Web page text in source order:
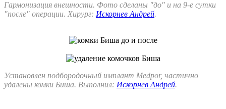
Гармонизация внешности. Фото сделаны "до" и на 9-е сутки
"после" операции. Хирург: Искорнев Андрей.
Установлен подбородочный имплант Medpor, частично
удалены комки Биша. Выполнил: Искорнев Андрей.